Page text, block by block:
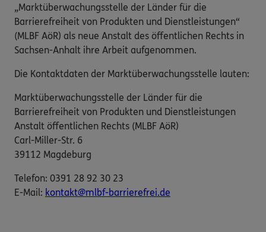
„Marktüberwachungsstelle der Länder für die
Barrierefreiheit von Produkten und Dienstleistungen“
(MLBF AöR) als neue Anstalt des öffentlichen Rechts in
Sachsen-Anhalt ihre Arbeit aufgenommen.
Die Kontaktdaten der Marktüberwachungsstelle lauten:
Marktüberwachungsstelle der Länder für die
Barrierefreiheit von Produkten und Dienstleistungen
Anstalt öffentlichen Rechts (MLBF AöR)
Carl-Miller-Str. 6
39112 Magdeburg
Telefon: 0391 28 92 30 23
E-​Mail: kontakt@mlbf-barrierefrei.de